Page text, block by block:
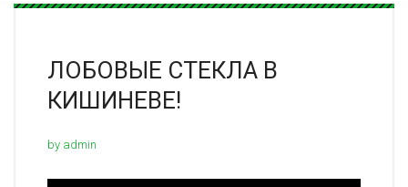
ЛОБОВЫЕ СТЕКЛА В
КИШИНЕВЕ!
by admin